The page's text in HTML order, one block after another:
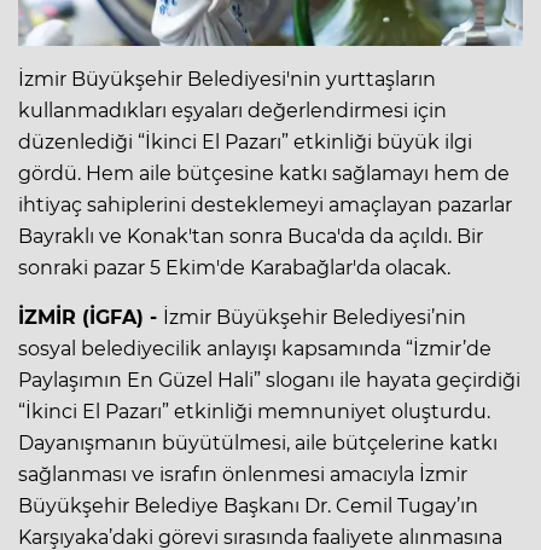
İzmir Büyükşehir Belediyesi'nin yurttaşların
kullanmadıkları eşyaları değerlendirmesi için
düzenlediği “İkinci El Pazarı” etkinliği büyük ilgi
gördü. Hem aile bütçesine katkı sağlamayı hem de
ihtiyaç sahiplerini desteklemeyi amaçlayan pazarlar
Bayraklı ve Konak'tan sonra Buca'da da açıldı. Bir
sonraki pazar 5 Ekim'de Karabağlar'da olacak.
İZMİR (İGFA) - İzmir Büyükşehir Belediyesi’nin
sosyal belediyecilik anlayışı kapsamında “İzmir’de
Paylaşımın En Güzel Hali” sloganı ile hayata geçirdiği
“İkinci El Pazarı” etkinliği memnuniyet oluşturdu.
Dayanışmanın büyütülmesi, aile bütçelerine katkı
sağlanması ve israfın önlenmesi amacıyla İzmir
Büyükşehir Belediye Başkanı Dr. Cemil Tugay’ın
Karşıyaka’daki görevi sırasında faaliyete alınmasına